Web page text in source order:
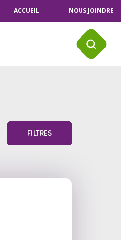
ACCUEIL NOUS JOINDRE
FILTRES